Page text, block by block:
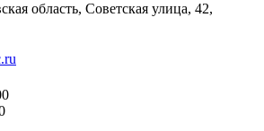
область, Советская улица, 42,